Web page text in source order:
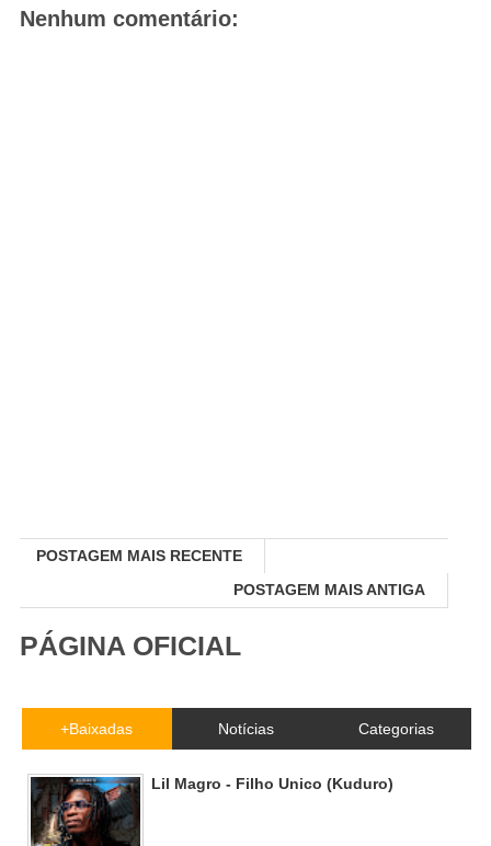
Nenhum comentário:
POSTAGEM MAIS RECENTE
POSTAGEM MAIS ANTIGA
PÁGINA OFICIAL
+Baixadas Notícias Categorias
Lil Magro - Filho Unico (Kuduro)